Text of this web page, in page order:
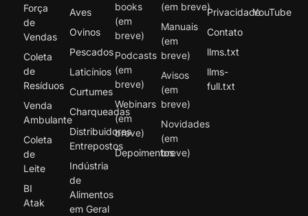
Força
de
Vendas
Coleta
de
Resíduos
Venda
Ambulante
Coleta
de
Leite
BI
Atak
Aves
Ovinos
Pescados
Laticínios
Curtumes
Charqueadas
Distribuidores
Entrepostos
Indústria
de
Alimentos
em Geral
books
(em
breve)
Podcasts
(em
breve)
Webinars
(em
breve)
Depoimentos
(em breve)
Manuais
(em
breve)
Avisos
(em
breve)
Novidades
(em
breve)
Privacidade
Contato
llms.txt
llms-
full.txt
YouTube